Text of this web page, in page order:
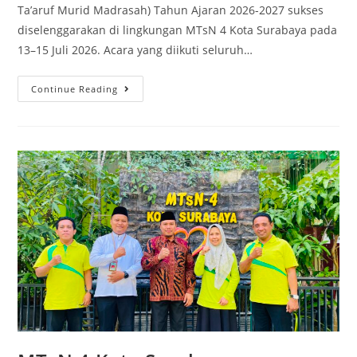
Ta’aruf Murid Madrasah) Tahun Ajaran 2026-2027 sukses
diselenggarakan di lingkungan MTsN 4 Kota Surabaya pada
13–15 Juli 2026. Acara yang diikuti seluruh…
Continue Reading
MTsN
Surabaya:
Bekali
Nilai
Moderasi
&
Ramah
Anak